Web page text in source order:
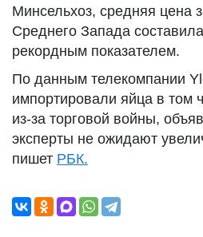
Минсельхоз, средняя цена
Среднего Запада
рекордным показателем.
По данным телекомпании
импортировали яйца в том
из-за торговой войны,
эксперты не ожидают
пишет РБК.